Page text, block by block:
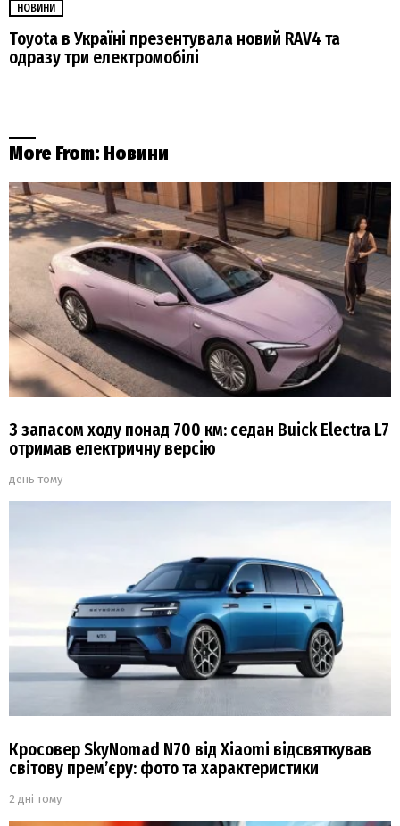
НОВИНИ
Toyota в Україні презентувала новий RAV4 та
одразу три електромобілі
More From: Новини
З запасом ходу понад 700 км: седан Buick Electra L7
отримав електричну версію
день тому
Кросовер SkyNomad N70 від Xiaomi відсвяткував
світову прем’єру: фото та характеристики
2 дні тому